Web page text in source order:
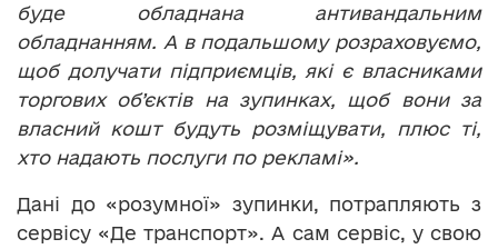
буде обладнана антивандальним
обладнанням. А в подальшому розраховуємо,
щоб долучати підприємців, які є власниками
торгових об’єктів на зупинках, щоб вони за
власний кошт будуть розміщувати, плюс ті,
хто надають послуги по рекламі».
Дані до «розумної» зупинки, потрапляють з
сервісу «Де транспорт». А сам сервіс, у свою